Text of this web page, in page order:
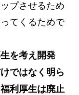
プさせるため
てくるためで
を考え開発
ではなく明ら
利厚生は廃止